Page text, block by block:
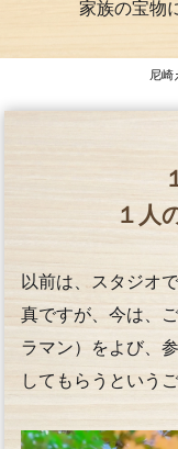
家族の宝物
尼崎
１人
以前は、スタジオ
真ですが、今は、
ラマン）をよび、
してもらうという